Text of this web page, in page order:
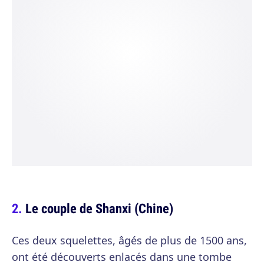
Le couple de Shanxi (Chine)
Ces deux squelettes, âgés de plus de 1500 ans,
ont été découverts enlacés dans une tombe